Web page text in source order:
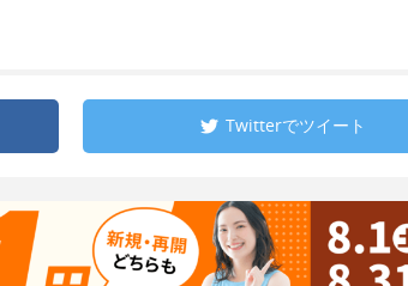
Twitterでツイート